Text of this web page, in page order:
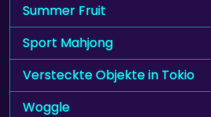
Summer Fruit
Sport Mahjong
Versteckte Objekte in Tokio
Woggle